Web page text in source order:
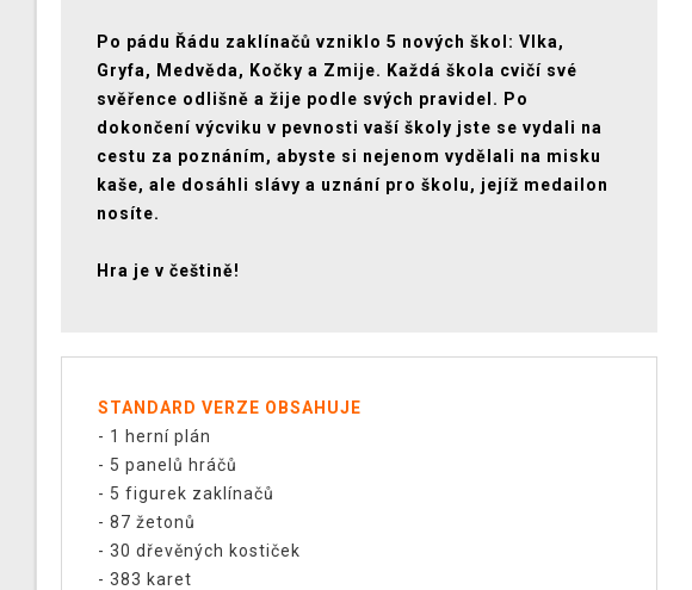
Po pádu Řádu zaklínačů vzniklo 5 nových škol: Vlka,
Gryfa, Medvěda, Kočky a Zmije. Každá škola cvičí své
svěřence odlišně a žije podle svých pravidel. Po
dokončení výcviku v pevnosti vaší školy jste se vydali na
cestu za poznáním, abyste si nejenom vydělali na misku
kaše, ale dosáhli slávy a uznání pro školu, jejíž medailon
nosíte.
Hra je v češtině!
STANDARD VERZE OBSAHUJE
- 1 herní plán
- 5 panelů hráčů
- 5 figurek zaklínačů
- 87 žetonů
- 30 dřevěných kostiček
- 383 karet